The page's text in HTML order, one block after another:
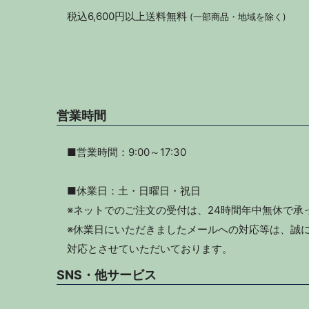
税込6,600円以上送料無料 (一部商品・地域を除く)
営業時間
■営業時間：9:00～17:30
■休業日：土・日曜日・祝日
※ネットでのご注文の受付は、24時間年中無休で承
※休業日にいただきましたメールへの対応等は、誠
対応とさせていただいております。
SNS・他サービス